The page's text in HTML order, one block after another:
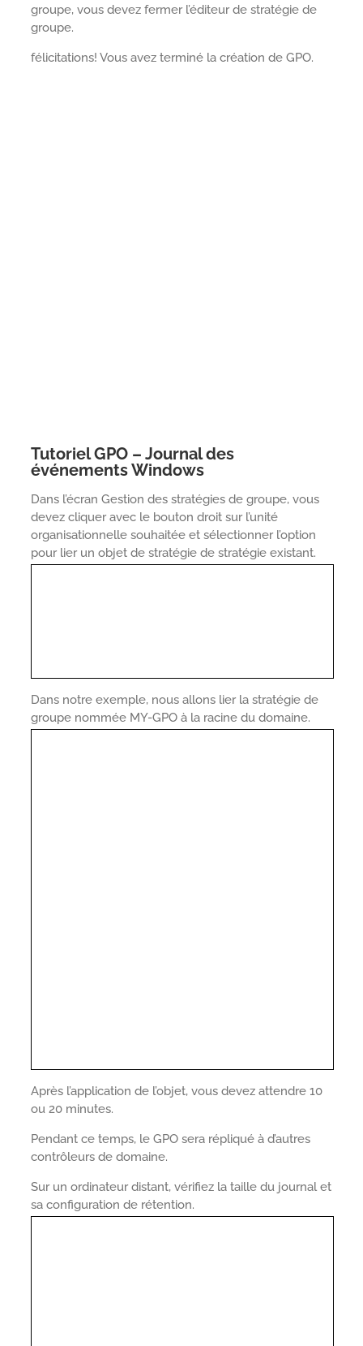
groupe, vous devez fermer l’éditeur de stratégie de
groupe.
félicitations! Vous avez terminé la création de GPO.
Tutoriel GPO – Journal des
événements Windows
Dans l’écran Gestion des stratégies de groupe, vous
devez cliquer avec le bouton droit sur l’unité
organisationnelle souhaitée et sélectionner l’option
pour lier un objet de stratégie de stratégie existant.
Dans notre exemple, nous allons lier la stratégie de
groupe nommée MY-GPO à la racine du domaine.
Après l’application de l’objet, vous devez attendre 10
ou 20 minutes.
Pendant ce temps, le GPO sera répliqué à d’autres
contrôleurs de domaine.
Sur un ordinateur distant, vérifiez la taille du journal et
sa configuration de rétention.